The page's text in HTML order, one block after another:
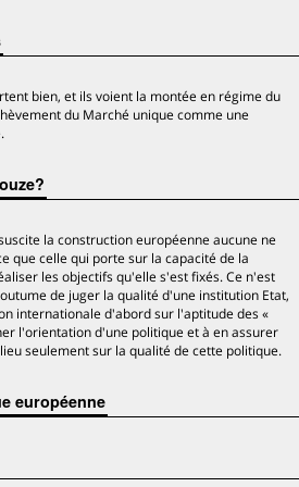
bien, et ils voient la montée en régime du
du Marché unique comme une
la construction européenne aucune ne
que celle qui porte sur la capacité de la
les objectifs qu'elle s'est fixés. Ce n'est
de juger la qualité d'une institution Etat,
internationale d'abord sur l'aptitude des «
l'orientation d'une politique et à en assurer
seulement sur la qualité de cette politique.
européenne